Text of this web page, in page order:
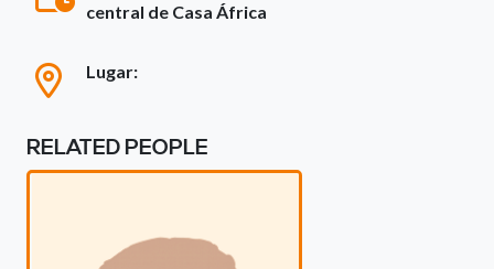
central de Casa África
Lugar:
RELATED PEOPLE